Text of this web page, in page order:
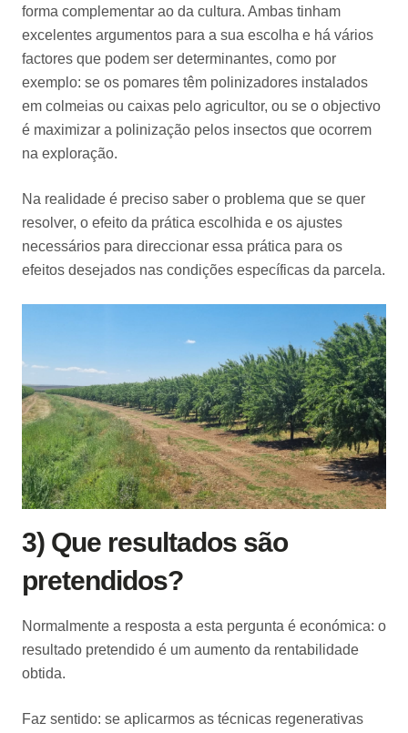
forma complementar ao da cultura. Ambas tinham
excelentes argumentos para a sua escolha e há vários
factores que podem ser determinantes, como por
exemplo: se os pomares têm polinizadores instalados
em colmeias ou caixas pelo agricultor, ou se o objectivo
é maximizar a polinização pelos insectos que ocorrem
na exploração.
Na realidade é preciso saber o problema que se quer
resolver, o efeito da prática escolhida e os ajustes
necessários para direccionar essa prática para os
efeitos desejados nas condições específicas da parcela.
3) Que resultados são
pretendidos?
Normalmente a resposta a esta pergunta é económica: o
resultado pretendido é um aumento da rentabilidade
obtida.
Faz sentido: se aplicarmos as técnicas regenerativas